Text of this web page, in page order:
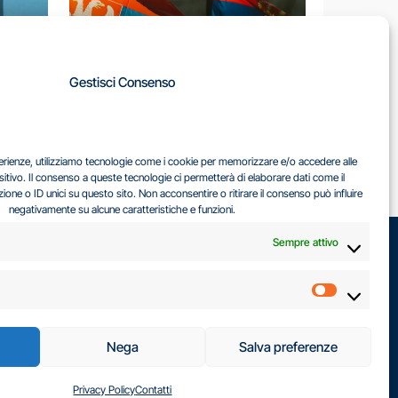
Gestisci Consenso
utilizziamo tecnologie come i cookie per memorizzare e/o accedere alle
Il consenso a queste tecnologie ci permetterà di elaborare dati come il
o ID unici su questo sito. Non acconsentire o ritirare il consenso può influire
negativamente su alcune caratteristiche e funzioni.
Sempre attivo
Nega Salva preferenze
Privacy PolicyContatti